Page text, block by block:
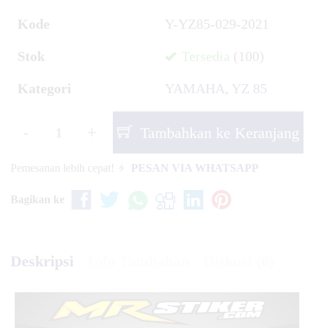
Kode Y-YZ85-029-2021
Stok Tersedia (100)
Kategori YAMAHA, YZ 85
Tambahkan ke Keranjang
Pemesanan lebih cepat! PESAN VIA WHATSAPP
Bagikan ke
Deskripsi